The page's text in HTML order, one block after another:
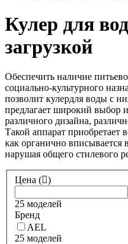
Кулер для
загрузкой
Обеспечить наличие
социально-культурного
позволит кулердля воды с
предлагает широкий выбор
различного дизайна,
Такой аппарат приобретает
как органично
нарушая общего стилевого
Цена ( )
25 моделей
Бренд
AEL
25 моделей